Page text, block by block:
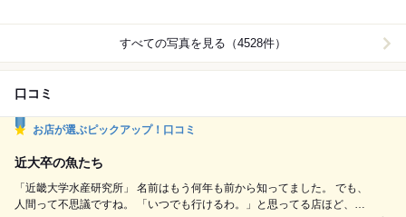
すべての写真を見る（4528件）
口コミ
お店が選ぶピックアップ！口コミ
近大卒の魚たち
「近畿大学水産研究所」 名前はもう何年も前から知ってました。 でも、
人間って不思議ですね。 「いつでも行けるわ。」と思ってる店ほど、一